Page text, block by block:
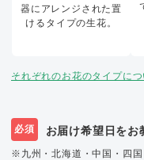
器にアレンジされた置
けるタイプの生花。
それぞれのお花のタイプに
必須 お届け希望日をお
※九州・北海道・中国・四国